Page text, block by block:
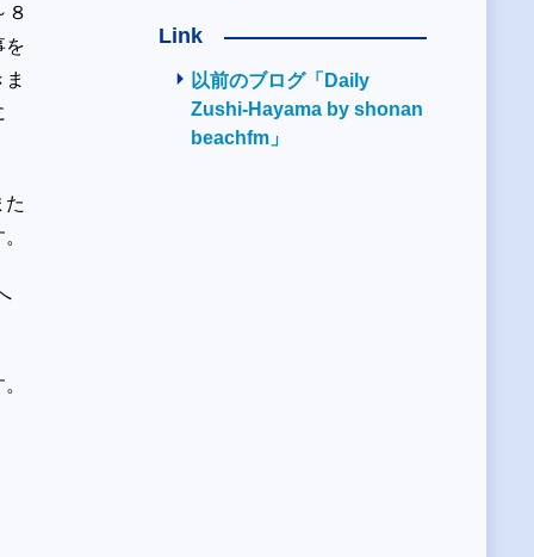
８
を
Link
以前のブログ「Daily
Zushi-Hayama by shonan
beachfm」